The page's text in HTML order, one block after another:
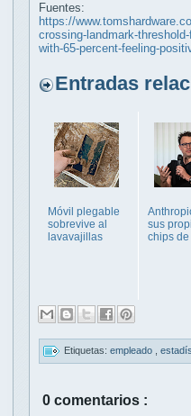
Fuentes:
https://
crossing-landmark-
with-65-percent-feeling-
Entradas
Móvil plegable
sobrevive al
lavavajillas
sus
chips de
Etiquetas: empleado
0 comentarios :